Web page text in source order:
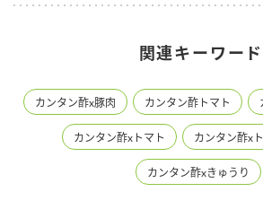
関連キーワード
カンタン酢x豚肉 カンタン酢トマト
カンタン酢xトマト カンタン酢x
カンタン酢xきゅうり